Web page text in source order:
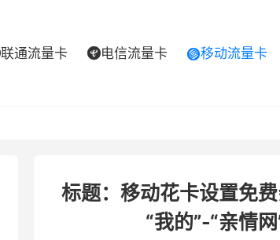
联通流量卡 电信流量卡 移动流量卡
标题：移动花卡设置免
“我的”-“亲情